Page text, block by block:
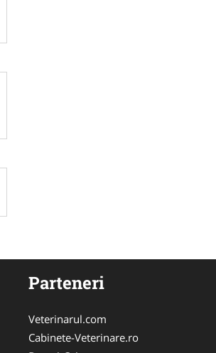
Parteneri
Veterinarul.com
Cabinete-Veterinare.ro